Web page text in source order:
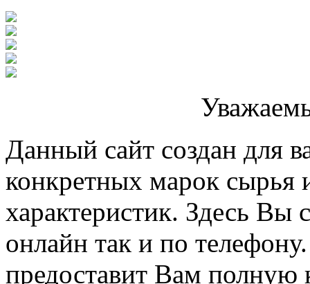
Данный сайт создан для
конкретных марок сырья
характеристик. Здесь Вы
онлайн так и по
предоставит Вам полную